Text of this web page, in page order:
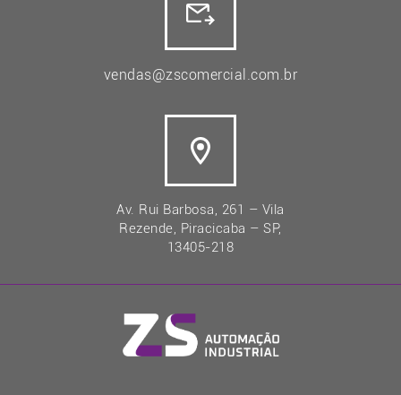
vendas@zscomercial.com.br
Av. Rui Barbosa, 261 – Vila
Rezende, Piracicaba – SP,
13405-218